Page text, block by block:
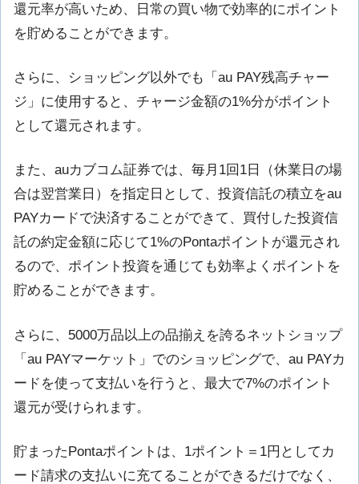
還元率が高いため、日常の買い物で効率的にポイント
を貯めることができます。
さらに、ショッピング以外でも「au PAY残高チャー
ジ」に使用すると、チャージ金額の1%分がポイント
として還元されます。
また、auカブコム証券では、毎月1回1日（休業日の場
合は翌営業日）を指定日として、投資信託の積立をau
PAYカードで決済することができて、買付した投資信
託の約定金額に応じて1%のPontaポイントが還元され
るので、ポイント投資を通じても効率よくポイントを
貯めることができます。
さらに、5000万品以上の品揃えを誇るネットショップ
「au PAYマーケット」でのショッピングで、au PAYカ
ードを使って支払いを行うと、最大で7%のポイント
還元が受けられます。
貯まったPontaポイントは、1ポイント＝1円としてカ
ード請求の支払いに充てることができるだけでなく、